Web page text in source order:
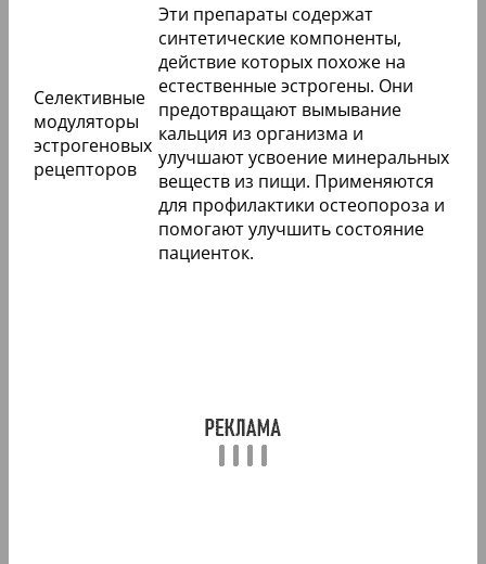
Селективные
модуляторы
эстрогеновых
рецепторов
Эти препараты содержат
синтетические компоненты,
действие которых похоже на
естественные эстрогены. Они
предотвращают вымывание
кальция из организма и
улучшают усвоение минеральных
веществ из пищи. Применяются
для профилактики остеопороза и
помогают улучшить состояние
пациенток.